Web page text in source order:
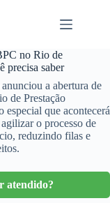
no Rio de
precisa saber
a abertura de
de Prestação
que acontecerá
o processo de
reduzindo filas e
atendido?